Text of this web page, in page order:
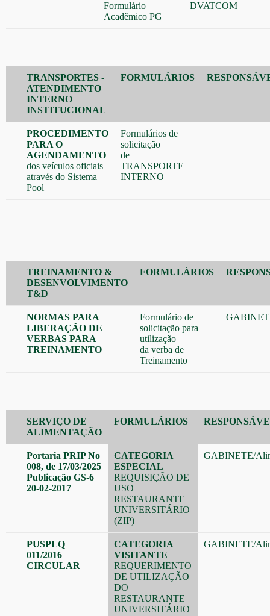
Formulário
Acadêmico PG
DVATCOM
TRANSPORTES -
ATENDIMENTO
INTERNO
INSTITUCIONAL
FORMULÁRIOS
PROCEDIMENTO
PARA O
AGENDAMENTO
dos veículos oficiais
através do Sistema
Pool
Formulários de
solicitação
de
TRANSPORTE
INTERNO
TREINAMENTO &
DESENVOLVIMENTO
T&D
FORMULÁRIOS
NORMAS PARA
LIBERAÇÃO DE
VERBAS PARA
TREINAMENTO
Formulário de
solicitação para
utilização
da verba de
Treinamento
SERVIÇO DE
ALIMENTAÇÃO
FORMULÁRIOS
Portaria PRIP No
008, de 17/03/2025
Publicação GS-6
20-02-2017
CATEGORIA
ESPECIAL
REQUISIÇÃO DE
USO
RESTAURANTE
UNIVERSITÁRIO
(ZIP)
GABINETE/
PUSPLQ
011/2016
CIRCULAR
CATEGORIA
VISITANTE
REQUERIMENTO
DE UTILIZAÇÃO
DO
RESTAURANTE
UNIVERSITÁRIO
GABINETE/